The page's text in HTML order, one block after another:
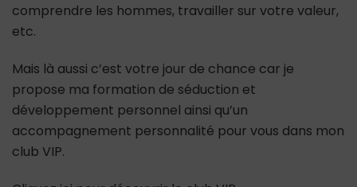
comprendre les hommes, travailler sur votre valeur,
etc.
Mais là aussi c’est votre jour de chance car je
propose ma formation de séduction et
développement personnel ainsi qu’un
accompagnement personnalité pour vous dans mon
club VIP.